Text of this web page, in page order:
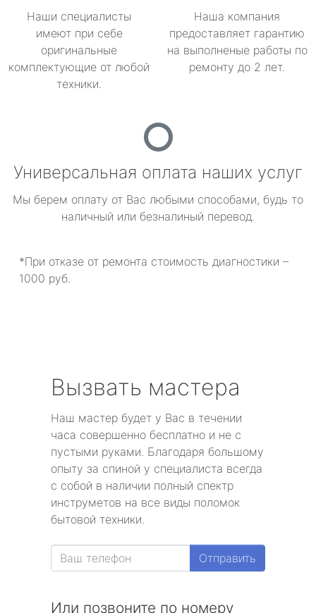
Наши специалисты
имеют при себе
оригинальные
комплектующие от любой
техники.
Наша компания
предоставляет гарантию
на выполненые работы по
ремонту до 2 лет.
Универсальная оплата наших услуг
Мы берем оплату от Вас любыми способами, будь то
наличный или безналиный перевод.
*При отказе от ремонта стоимость диагностики –
1000 руб.
Вызвать мастера
Наш мастер будет у Вас в течении
часа совершенно бесплатно и не с
пустыми руками. Благодаря большому
опыту за спиной у специалиста всегда
с собой в наличии полный спектр
инструметов на все виды поломок
бытовой техники.
Отправить
Или позвоните по номеру